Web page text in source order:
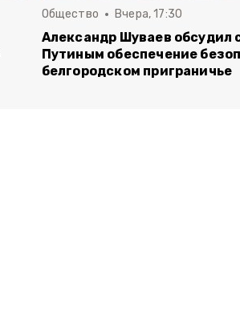
Общество Вчера, 17:30
Александр Шуваев обсудил
Путиным обеспечение
белгородском приграничье